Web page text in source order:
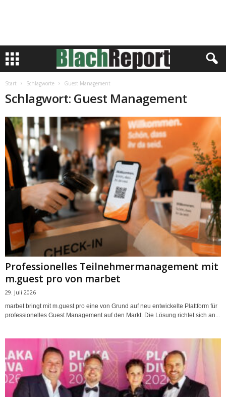
Start Schlagworte Guest Management
Schlagwort: Guest Management
Professionelles Teilnehmermanagement mit
m.guest pro von marbet
29. Juli 2026
marbet bringt mit m.guest pro eine von Grund auf neu entwickelte Plattform für
professionelles Guest Management auf den Markt. Die Lösung richtet sich an...